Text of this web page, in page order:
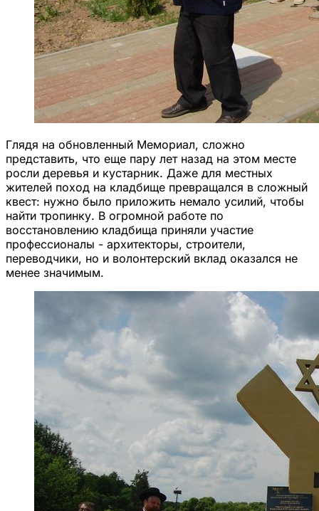
Глядя на обновленный Мемориал, сложно
представить, что еще пару лет назад на этом месте
росли деревья и кустарник. Даже для местных
жителей поход на кладбище превращался в сложный
квест: нужно было приложить немало усилий, чтобы
найти тропинку. В огромной работе по
восстановлению кладбища приняли участие
профессионалы - архитекторы, строители,
переводчики, но и волонтерский вклад оказался не
менее значимым.